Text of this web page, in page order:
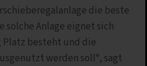
die beste
Anlage eignet sich
Platz besteht und die
werden soll“, sagt